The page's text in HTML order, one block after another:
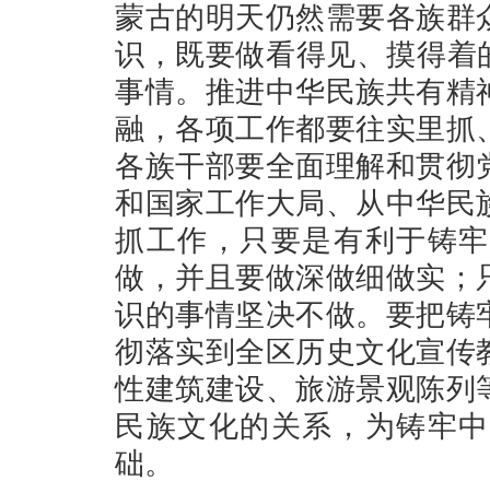
蒙古的明天仍然需要各族
识，既要做看得见、摸得着
事情。推进中华民族共有
融，各项工作都要往实里
各族干部要全面理解和贯
和国家工作大局、从中华
抓工作，只要是有利于铸
做，并且要做深做细做实
识的事情坚决不做。要把
彻落实到全区历史文化宣
性建筑建设、旅游景观陈
民族文化的关系，为铸牢
础。